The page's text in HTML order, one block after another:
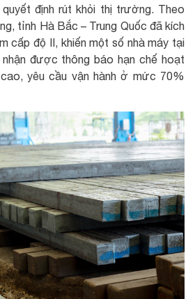
định rút khỏi thị trường. Theo
tỉnh Hà Bắc – Trung Quốc đã kích
cấp độ II, khiến một số nhà máy tại
được thông báo hạn chế hoạt
yêu cầu vận hành ở mức 70%